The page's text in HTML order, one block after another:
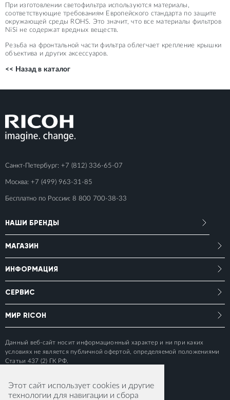
При изготовлении светофильтра используются материалы,
соответствующие требованиям Европейского стандарта по защите
окружающей среды ROHS. Это значит, что все материалы фильтров
NiSi не содержат вредных веществ.
Резьба на фронтальной части фильтра облегчает крепление крышки
объектива и других аксессуаров.
<< Назад в каталог
Санкт-Петербург: +7 (812) 336-65-07
Москва: +7 (499) 963-31-85
Бесплатно по России: 8 800 700-38-33
НАШИ БРЕНДЫ
МАГАЗИН
ИНФОРМАЦИЯ
СЕРВИС
МИР RICOH
Данный веб-сайт носит информационный характер и ни при каких
условиях не является публичной офертой, определяемой положениями
Статьи 437 (2) ГК РФ.
Этот сайт использует cookies и другие
технологии для навигации и сбора